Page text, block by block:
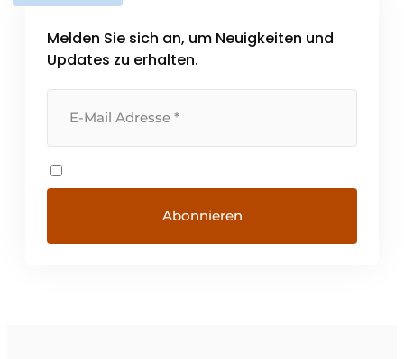
Melden Sie sich an, um Neuigkeiten und
Updates zu erhalten.